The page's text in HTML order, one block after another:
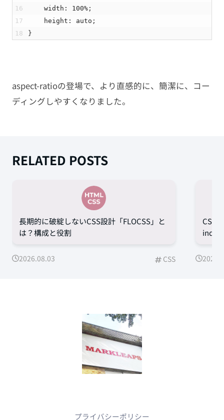
16
17
18
width : 100% ;
height : auto ;
}
aspect-ratioの登場で、より直感的に、簡潔に、コー
ディングしやすくなりました。
RELATED POSTS
長期的に破綻しないCSS設計「FLOCSS」と
は？構成と役割
2026.08.03 CSS
CSS
index
プライバシーポリシー